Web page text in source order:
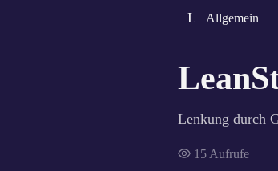
L Allgemein
Lenkung durch
15 Aufrufe